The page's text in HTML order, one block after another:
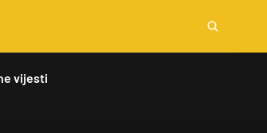
vijesti